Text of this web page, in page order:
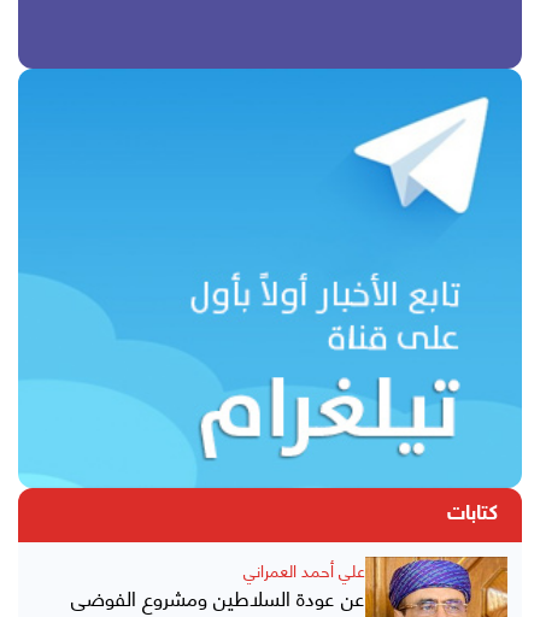
كتابات
علي أحمد العمراني
عن عودة السلاطين ومشروع الفوضى